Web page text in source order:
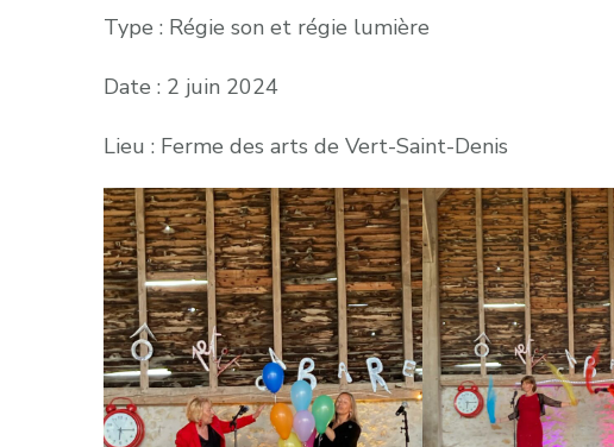
Type : Régie son et régie lumière
Date : 2 juin 2024
Lieu : Ferme des arts de Vert-Saint-Denis